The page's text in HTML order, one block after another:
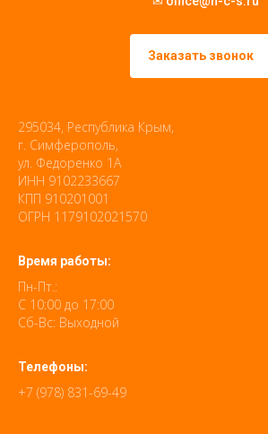
Заказать звонок
295034, Республика Крым,
г. Симферополь,
ул. Федоренко 1А
ИНН 9102233667
КПП 910201001
ОГРН 1179102021570
Время работы:
Пн-Пт.:
С 10:00 до 17:00
Сб-Вс: Выходной
Телефоны:
+7 (978) 831-69-49